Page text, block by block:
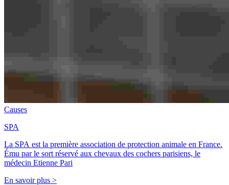
Causes
SPA
La SPA est la première association de protection animale en France.
Ému par le sort réservé aux chevaux des cochers parisiens, le
médecin Etienne Pari
En savoir plus >